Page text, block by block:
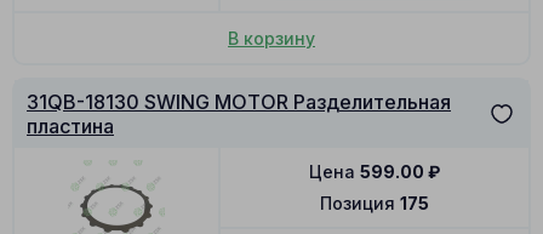
В корзину
31QB-18130 SWING MOTOR Разделительная
пластина
Позиция 175
Цена 599.00 ₽